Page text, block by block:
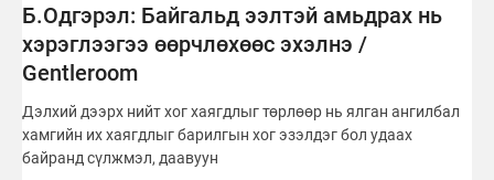
Б.Одгэрэл: Байгальд ээлтэй амьдрах нь
хэрэглээгээ өөрчлөхөөс эхэлнэ /
Gentleroom
Дэлхий дээрх нийт хог хаягдлыг төрлөөр нь ялган ангилбал
хамгийн их хаягдлыг барилгын хог эзэлдэг бол удаах
байранд сүлжмэл, даавуун